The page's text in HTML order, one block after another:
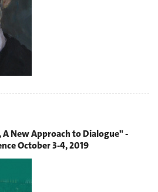
New Approach to Dialogue" -
October 3-4, 2019